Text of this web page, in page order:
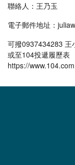
聯絡人：王乃玉
電子郵件地址：
可撥0937434283 王
或至104投遞履歷表
https://